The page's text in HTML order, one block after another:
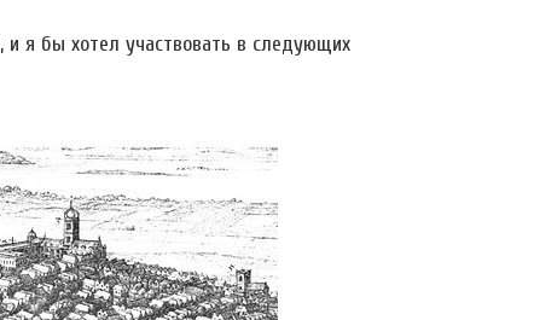
я бы хотел участвовать в следующих